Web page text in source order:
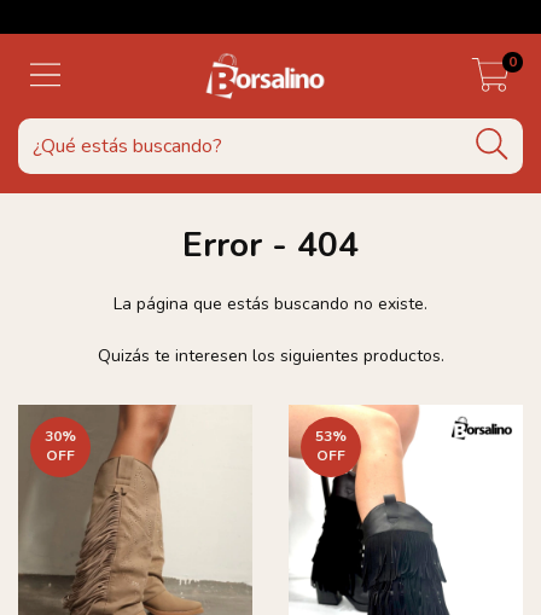
0
Error - 404
La página que estás buscando no existe.
Quizás te interesen los siguientes productos.
30%
OFF
53%
OFF